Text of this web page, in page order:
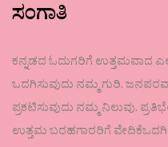
ಸಂಗಾತಿ
ಕನ್ನಡದ ಓದುಗರಿಗೆ ಉತ್ತಮವಾದ
ಒದಗಿಸುವುದು ನಮ್ಮ ಗುರಿ.
ಪ್ರಕಟಿಸುವುದು ನಮ್ಮ ನಿಲುವು.
ಉತ್ತಮ ಬರಹಗಾರರಿಗೆ